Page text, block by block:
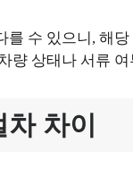
수 있으니, 해
량 상태나 서류
차이